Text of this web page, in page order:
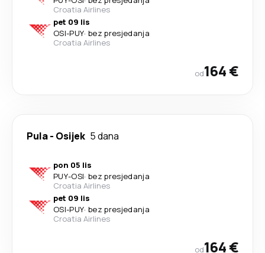
Croatia Airlines
pet 09 lis
OSI-PUY· bez presjedanja
Croatia Airlines
od164 €
Pula- Osijek 5 dana
pon 05 lis
PUY-OSI· bez presjedanja
Croatia Airlines
pet 09 lis
OSI-PUY· bez presjedanja
Croatia Airlines
od164 €